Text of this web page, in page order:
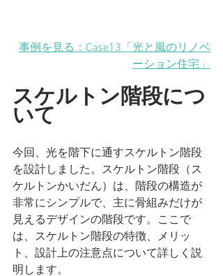
事例を見る：Case13「光と風のリノベ
ーション住宅」
スケルトン階段につ
いて
今回、光を階下に通すスケルトン階段
を設計しました。スケルトン階段（ス
ケルトンかいだん）は、階段の構造が
非常にシンプルで、主に骨組みだけが
見えるデザインの階段です。ここで
は、スケルトン階段の特徴、メリッ
ト、設計上の注意点について詳しく説
明します。